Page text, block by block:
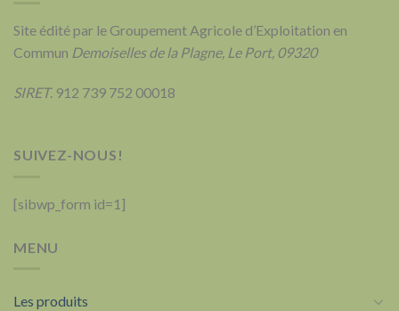
Site édité par le Groupement Agricole d’Exploitation en
Commun Demoiselles de la Plagne, Le Port, 09320
SIRET. 912 739 752 00018
SUIVEZ-NOUS!
[sibwp_form id=1]
MENU
Les produits